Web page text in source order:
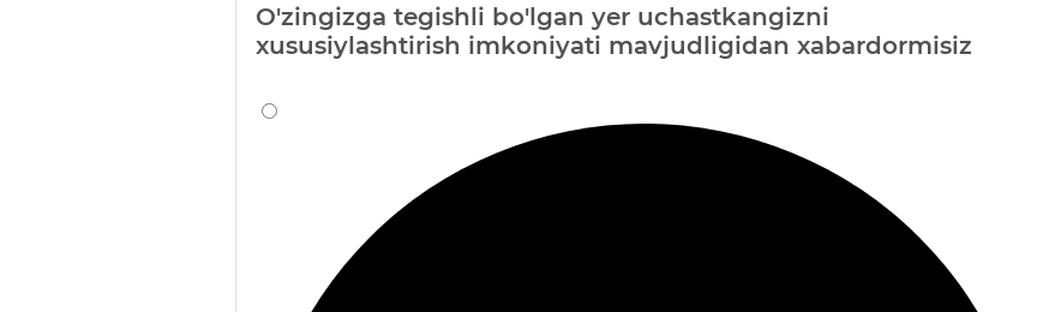
O'zingizga tegishli bo'lgan yer uchastkangizni
xususiylashtirish imkoniyati mavjudligidan xabardormisiz